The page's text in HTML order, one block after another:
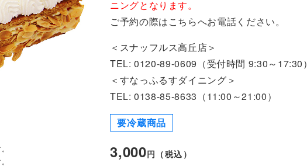
ニングとなります。
ご予約の際はこちらへお電話ください。
＜スナッフルス高丘店＞
TEL: 0120-89-0609（受付時間 9:30～17:30）
＜すなっふるすダイニング＞
TEL: 0138-85-8633（11:00～21:00）
要冷蔵商品
3,000円（税込）